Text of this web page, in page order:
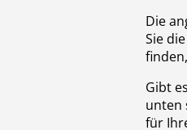
Die
Sie
Gibt
unten
für